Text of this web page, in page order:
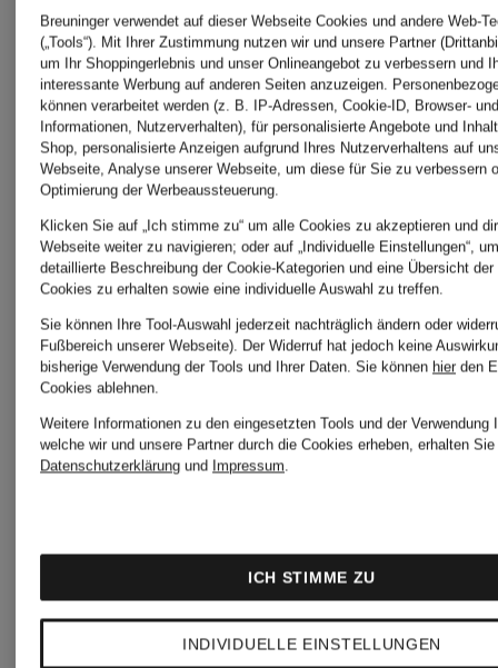
Clinique
Diptyque
Dr.
Barbara
Sturm
Hauschka
MAC
Montale
Rituals
Versace
Breuninger verwendet auf dieser Webseite Cookies und andere Web-
(„Tools“). Mit Ihrer Zustimmung nutzen wir und unsere Partner
um Ihr Shoppingerlebnis und unser Onlineangebot zu verbessern und
interessante Werbung auf anderen Seiten anzuzeigen.
können verarbeitet werden (z. B. IP-Adressen, Cookie-ID, Browser-
Informationen, Nutzerverhalten), für personalisierte Angebote und
Shop, personalisierte Anzeigen aufgrund Ihres Nutzerverhaltens auf
Webseite, Analyse unserer Webseite, um diese für Sie zu verbessern
Optimierung der Werbeaussteuerung.
Klicken Sie auf „Ich stimme zu“ um alle Cookies zu akzeptieren und
Webseite weiter zu navigieren; oder auf „Individuelle Einstellungen“,
detaillierte Beschreibung der Cookie-Kategorien und eine Übersicht
Cookies zu erhalten sowie eine individuelle Auswahl zu treffen.
Sie können Ihre Tool-Auswahl jederzeit nachträglich ändern oder
Fußbereich unserer Webseite). Der Widerruf hat jedoch keine
bisherige Verwendung der Tools und Ihrer Daten. Sie können hier den
Cookies ablehnen.
Weitere Informationen zu den eingesetzten Tools und der Verwendung
welche wir und unsere Partner durch die Cookies erheben, erhalten
Datenschutzerklärung und Impressum.
INDIVIDUELLE EINSTELLUNGEN
ICH STIMME ZU